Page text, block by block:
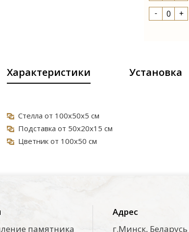
Характеристики Установка
Стелла от 100х50х5 см
Подставка от 50х20х15 см
Цветник от 100х50 см
памятника
Адрес
г.Минск,